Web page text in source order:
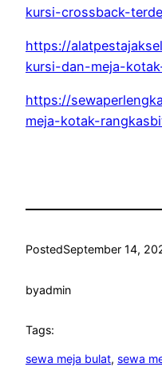
kursi-crossback-
https://
kursi-dan-meja-
https://
meja-kotak-
PostedSeptember 14,
byadmin
Tags:
sewa meja bulat, sewa